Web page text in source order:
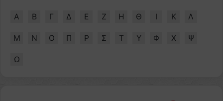
Α Β Γ Δ Ε Ζ Η Θ Ι Κ Λ
Μ Ν Ο Π Ρ Σ Τ Υ Φ Χ Ψ
Ω